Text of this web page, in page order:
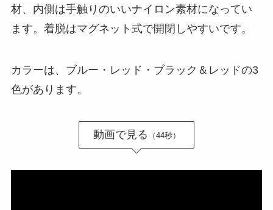
材、内側は手触りのいいナイロン素材になってい
ます。着脱はマグネット式で開閉しやすいです。
カラーは、ブルー・レッド・ブラック＆レッドの3
色があります。
動画で見る （44秒）